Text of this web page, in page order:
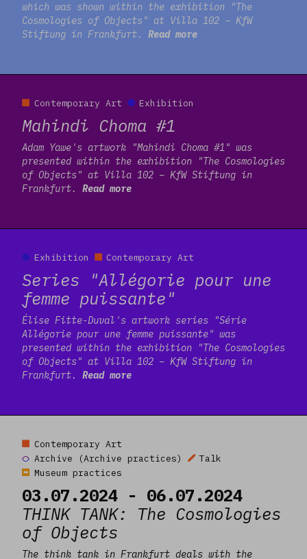
which was shown within the exhibition "The
Cosmologies of Objects" at Villa 102 – KfW
Stiftung in Frankfurt. Read more
Contemporary Art Exhibition
Mahindi Choma #1
Adam Yawe's artwork "Mahindi Choma #1" was
presented within the exhibition "The Cosmologies
of Objects" at Villa 102 – KfW Stiftung in
Frankfurt. Read more
Exhibition Contemporary Art
Series "Allégorie pour une
femme puissante"
Élise Fitte-Duval's artwork series "Série
Allégorie pour une femme puissante" was
presented within the exhibition "The Cosmologies
of Objects" at Villa 102 – KfW Stiftung in
Frankfurt. Read more
Contemporary Art
Archive (Archive practices)
Talk
Museum practices
03.07.2024 - 06.07.2024
THINK TANK: The Cosmologies
of Objects
The think tank in Frankfurt deals with the